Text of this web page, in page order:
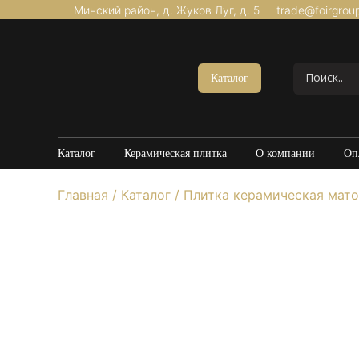
Минский район, д. Жуков Луг, д. 5
Каталог
Каталог Керамическая плитка О компании
Главная / Каталог / Плитка керамическая
Керамогранит Утолщенный